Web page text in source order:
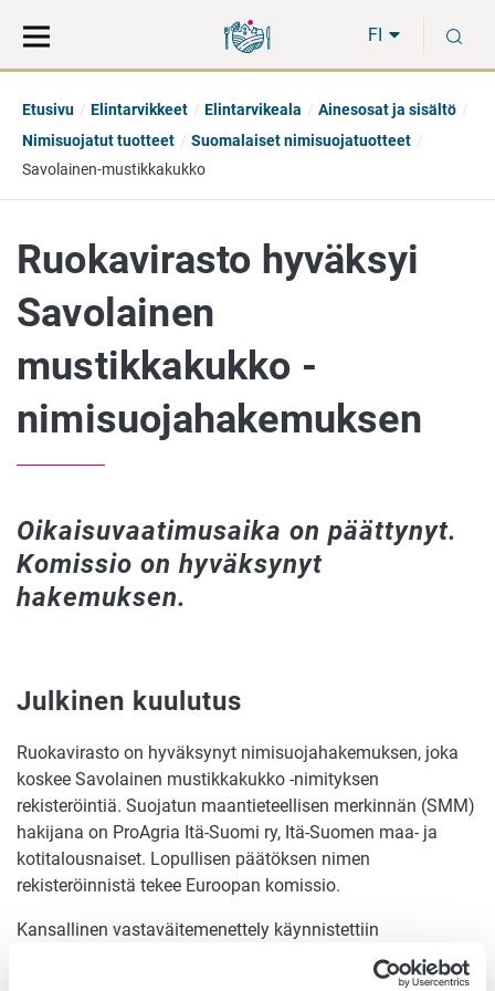
suoraan
sisältöön
koko
sivuston
FI
Etusivu Elintarvikkeet Elintarvikeala
Ainesosat ja sisältö
Nimisuojatut tuotteet
Suomalaiset nimisuojatuotteet
Savolainen-mustikkakukko
Ruokavirasto hyväksyi
Savolainen
mustikkakukko -
nimisuojahakemuksen
Oikaisuvaatimusaika on päättynyt.
Komissio on hyväksynyt
hakemuksen.
Julkinen kuulutus
Ruokavirasto on hyväksynyt nimisuojahakemuksen, joka
koskee Savolainen mustikkakukko -nimityksen
rekisteröintiä. Suojatun maantieteellisen merkinnän (SMM)
hakijana on ProAgria Itä-Suomi ry, Itä-Suomen maa- ja
kotitalousnaiset. Lopullisen päätöksen nimen
rekisteröinnistä tekee Euroopan komissio.
Kansallinen vastaväitemenettely käynnistettiin
julkaisemalla hakemukseen liittyvät tiedot Ruokaviraston
verkkosivuilla 1.2.2024 maa- ja metsätalousministeriön